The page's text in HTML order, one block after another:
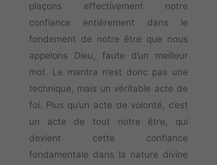
plaçons effectivement notre
confiance entièrement dans le
fondement de notre être que nous
appelons Dieu, faute d’un meilleur
mot. Le mantra n’est donc pas une
technique, mais un véritable acte de
foi. Plus qu’un acte de volonté, c’est
un acte de tout notre être, qui
devient cette confiance
fondamentale dans la nature divine